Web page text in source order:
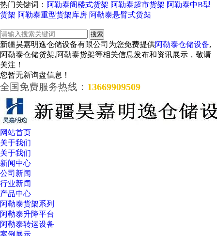
热门关键词： 阿勒泰阁楼式货架 阿勒泰超市货架 阿勒泰中B型
货架 阿勒泰重型货架库房 阿勒泰悬臂式货架
新疆昊嘉明逸仓储设备有限公司为您免费提供阿勒泰仓储设备,
阿勒泰仓储货架,阿勒泰货架等相关信息发布和资讯展示，敬请
关注！
您暂无新询盘信息！
全国免费服务热线： 13669909509
网站首页
关于我们
关于我们
新闻中心
公司新闻
行业新闻
产品中心
阿勒泰货架系列
阿勒泰升降平台
阿勒泰转运设备
案例展示